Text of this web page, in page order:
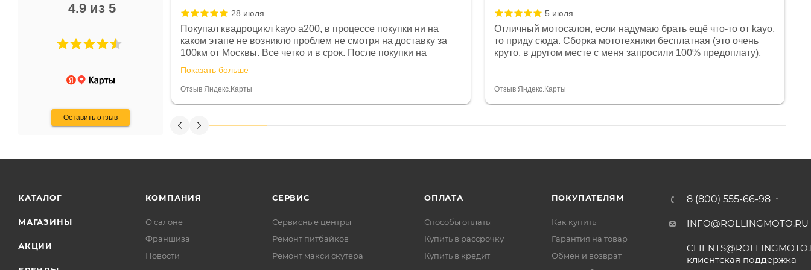
4.9 из 5
Оставить отзыв
Не понравились условия
и дают только на год)
28 июля
Покупал квадроцикл kayo a200, в процессе покупки ни на
каком этапе не возникло проблем не смотря на доставку за
100км от Москвы. Все четко и в срок. После покупки на
спидометре всегда был 0, при этом представители магазина
постоянно были на связи и в итоге проблема была решена.
Считаю, что это говорит о небезразличии к клиенту после
Показать больше
Отзыв Яндекс.Карты
5 июля
Отличный мотосалон, если надумаю брать ещё что-то от kayo,
то приду сюда. Сборка мототехники бесплатная (это очень
круто, в другом месте с меня запросили 100% предоплату),
спасибо отдельное, всегда на связи, очень детально всё
Отзыв Яндекс.Карты
КАТАЛОГ
МАГАЗИНЫ
АКЦИИ
КОМПАНИЯ
О салоне
Франшиза
Новости
СЕРВИС
Сервисные центры
Ремонт питбайков
Ремонт макси скутера
ОПЛАТА
Способы оплаты
Купить в рассрочку
Купить в кредит
ПОКУПАТЕЛЯМ
Как купить
Гарантия на товар
Обмен и возврат
8 (800) 555-66-98
INFO@ROLLINGMOTO.RU
клиентская поддержка